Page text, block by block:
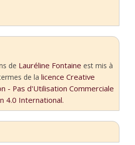
de Lauréline Fontaine est mis à
de lalicence Creative
- Pas d'Utilisation Commerciale
4.0 International.